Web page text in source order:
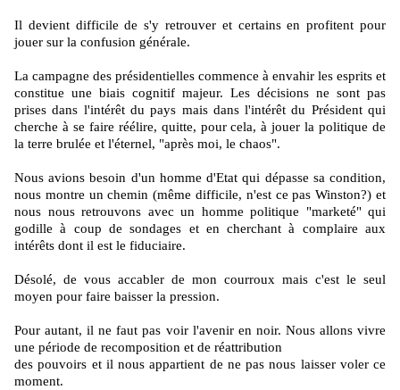
Il devient difficile de s'y retrouver et certains en profitent pour
jouer sur la confusion générale.
La campagne des présidentielles commence à envahir les esprits et
constitue une biais cognitif majeur. Les décisions ne sont pas
prises dans l'intérêt du pays mais dans l'intérêt du Président qui
cherche à se faire réélire, quitte, pour cela, à jouer la politique de
la terre brulée et l'éternel, "après moi, le chaos".
Nous avions besoin d'un homme d'Etat qui dépasse sa condition,
nous montre un chemin (même difficile, n'est ce pas Winston?) et
nous nous retrouvons avec un homme politique "marketé" qui
godille à coup de sondages et en cherchant à complaire aux
intérêts dont il est le fiduciaire.
Désolé, de vous accabler de mon courroux mais c'est le seul
moyen pour faire baisser la pression.
Pour autant, il ne faut pas voir l'avenir en noir. Nous allons vivre
une période de recomposition et de réattribution
des pouvoirs et il nous appartient de ne pas nous laisser voler ce
moment.